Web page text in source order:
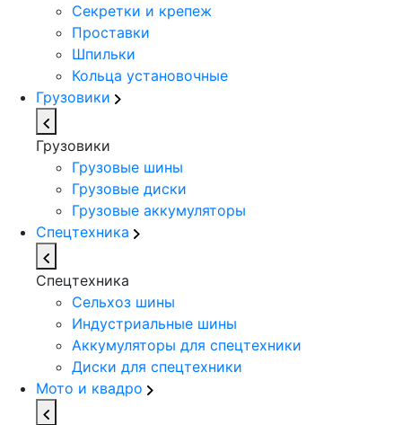
Секретки и крепеж
Проставки
Шпильки
Кольца установочные
Грузовики
Грузовики
Грузовые шины
Грузовые диски
Грузовые аккумуляторы
Спецтехника
Спецтехника
Сельхоз шины
Индустриальные шины
Аккумуляторы для спецтехники
Диски для спецтехники
Мото и квадро